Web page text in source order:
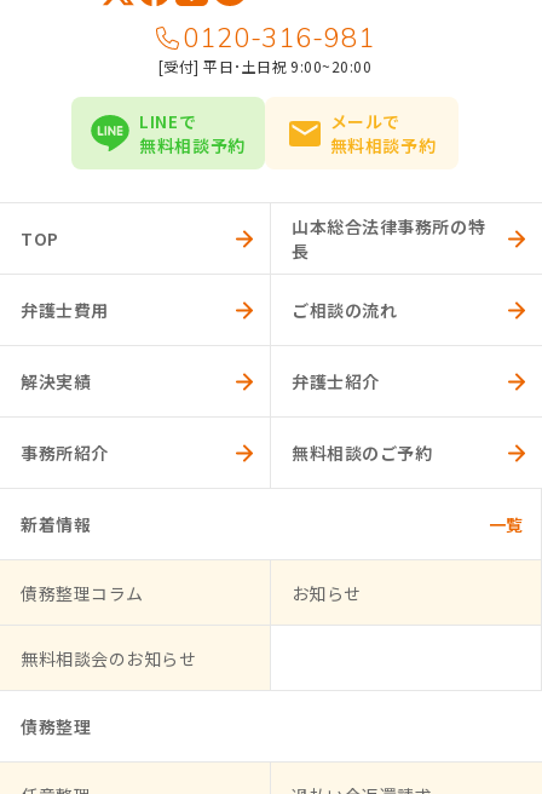
0120-316-981
[受付] 平日･土日祝 9:00~20:00
LINEで
無料相談予約
メールで
無料相談予約
TOP
山本総合法律事務所の特
長
弁護士費用 ご相談の流れ
解決実績 弁護士紹介
事務所紹介 無料相談のご予約
新着情報
債務整理コラム お知らせ
無料相談会のお知らせ
債務整理